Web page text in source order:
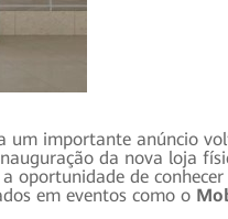
um importante anúncio
da nova loja
oportunidade de
em eventos como o